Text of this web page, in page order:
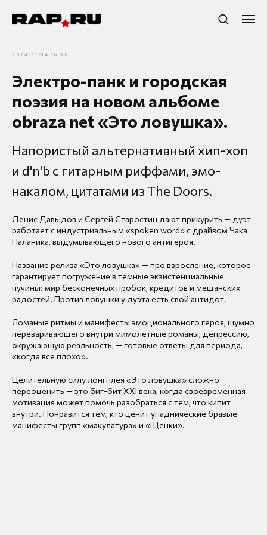
2024-11-14 16:30
Электро-панк и городская
поэзия на новом альбоме
obraza net «Это ловушка».
Напористый альтернативный хип-хоп
и d'n'b с гитарным риффами, эмо-
накалом, цитатами из The Doors.
Денис Давыдов и Сергей Старостин дают прикурить — дуэт
работает с индустриальным «spoken word» с драйвом Чака
Паланика, выдумывающего нового антигероя.
Название релиза «Это ловушка» — про взросление, которое
гарантирует погружение в темные экзистенциальные
пучины: мир бесконечных пробок, кредитов и мещанских
радостей. Против ловушки у дуэта есть свой антидот.
Ломаные ритмы и манифесты эмоционального героя, шумно
переваривающего внутри мимолетные романы, депрессию,
окружаюшую реальность, — готовые ответы для периода,
«когда все плохо».
Целительную силу лонгплея «Это ловушка» сложно
переоценить — это биг-бит XXI века, когда своевременная
мотивация может помочь разобраться с тем, что кипит
внутри. Понравится тем, кто ценит упаднические бравые
манифесты групп «макулатура» и «Щенки».